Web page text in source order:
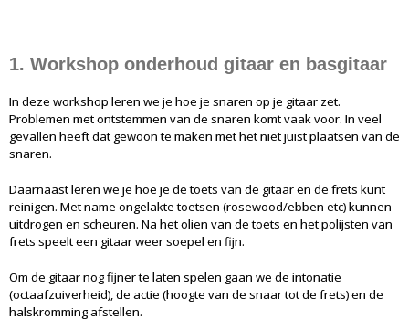
1. Workshop onderhoud gitaar en basgitaar
In deze workshop leren we je hoe je snaren op je gitaar zet.
Problemen met ontstemmen van de snaren komt vaak voor. In veel
gevallen heeft dat gewoon te maken met het niet juist plaatsen van de
snaren.
Daarnaast leren we je hoe je de toets van de gitaar en de frets kunt
reinigen. Met name ongelakte toetsen (rosewood/ebben etc) kunnen
uitdrogen en scheuren. Na het olien van de toets en het polijsten van
frets speelt een gitaar weer soepel en fijn.
Om de gitaar nog fijner te laten spelen gaan we de intonatie
(octaafzuiverheid), de actie (hoogte van de snaar tot de frets) en de
halskromming afstellen.